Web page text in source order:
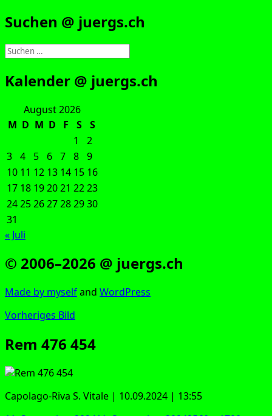
Suchen @ juergs.ch
Suchen
nach:
Kalender @ juergs.ch
August 2026
M D M D F S
S
1
2
3 4 5 6 7 8 9
10 11 12 13 14 15 16
17 18 192021 2223
24252627282930
31
« Juli
© 2006–2026 @ juergs.ch
Made by mys­elfand Word­Press
Vorheriges Bild
Rem 476 454
Capo­la­go-Riva S. Vita­le | 10.09.2024 | 13:55